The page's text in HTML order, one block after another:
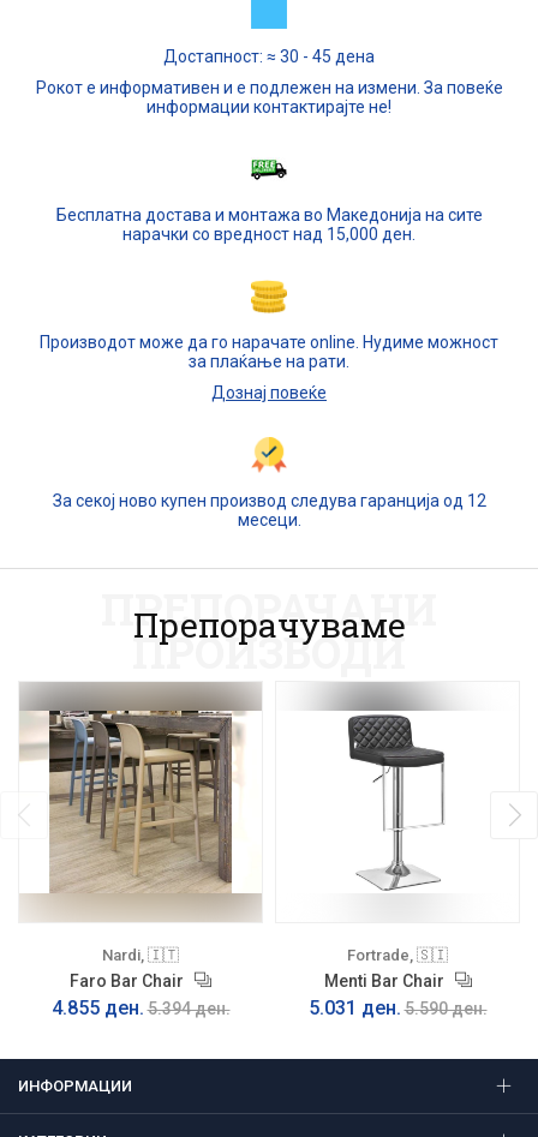
Достапност: ≈ 30 - 45 дена
Рокот е информативен и е подлежен на измени. За повеќе
информации контактирајте не!
Бесплатна достава и монтажа во Македонија на сите
нарачки со вредност над 15,000 ден.
Производот може да го нарачате online. Нудиме можност
за плаќање на рати.
Дознај повеќе
За секој ново купен производ следува гаранција од 12
месеци.
Препорачуваме
ПРЕПОРАЧАНИ
ПРОИЗВОДИ
Nardi, 🇮🇹
Faro Bar Chair
4.855 ден. 5.394 ден.
Fortrade, 🇸🇮
Menti Bar Chair
5.031 ден. 5.590 ден.
ИНФОРМАЦИИ